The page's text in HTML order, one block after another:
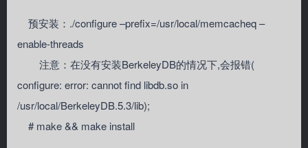
预安装：./configure –prefix=/usr/local/memcacheq –
enable-threads
注意：在没有安装BerkeleyDB的情况下,会报错(
configure: error: cannot find libdb.so in
/usr/local/BerkeleyDB.5.3/lib);
# make && make install